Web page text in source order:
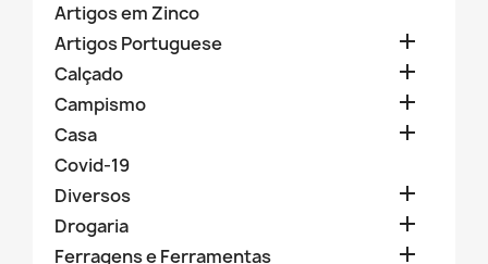
Artigos em Zinco
Artigos Portuguese

Calçado 
Campismo 
Casa 
Covid-19
Diversos

Drogaria 
Ferragens e Ferramentas 